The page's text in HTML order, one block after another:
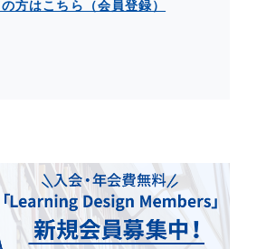
方はこちら（会員登録）